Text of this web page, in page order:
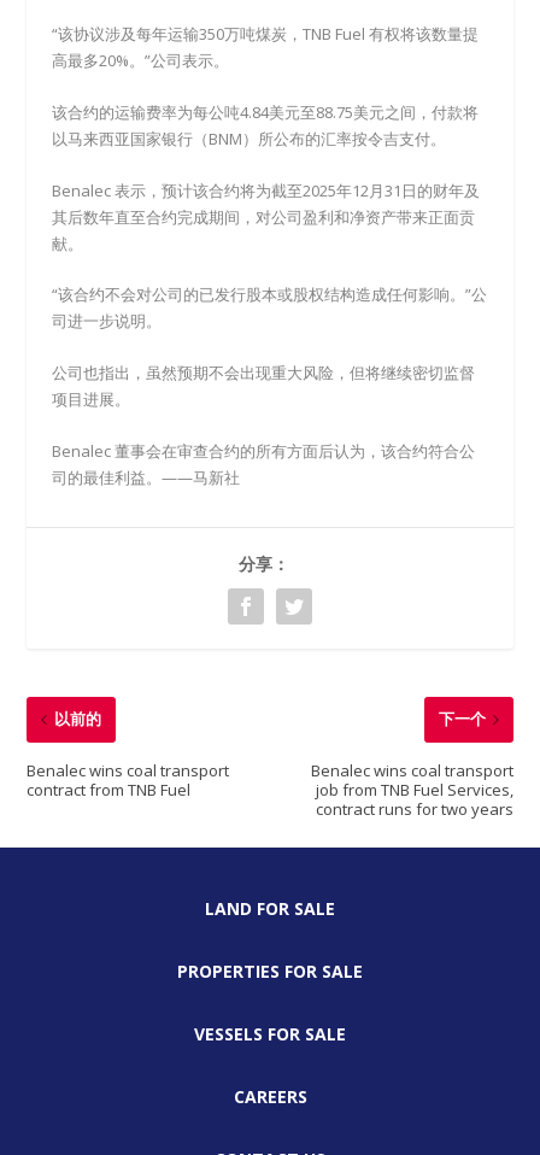
“该协议涉及每年运输350万吨煤炭，TNB Fuel 有权将该数量提
高最多20%。”公司表示。
该合约的运输费率为每公吨4.84美元至88.75美元之间，付款将
以马来西亚国家银行（BNM）所公布的汇率按令吉支付。
Benalec 表示，预计该合约将为截至2025年12月31日的财年及
其后数年直至合约完成期间，对公司盈利和净资产带来正面贡
献。
“该合约不会对公司的已发行股本或股权结构造成任何影响。”公
司进一步说明。
公司也指出，虽然预期不会出现重大风险，但将继续密切监督
项目进展。
Benalec 董事会在审查合约的所有方面后认为，该合约符合公
司的最佳利益。——马新社
分享：
以前的
Benalec wins coal transport
contract from TNB Fuel
下一个
Benalec wins coal transport
job from TNB Fuel Services,
contract runs for two years
LAND FOR SALE
PROPERTIES FOR SALE
VESSELS FOR SALE
CAREERS